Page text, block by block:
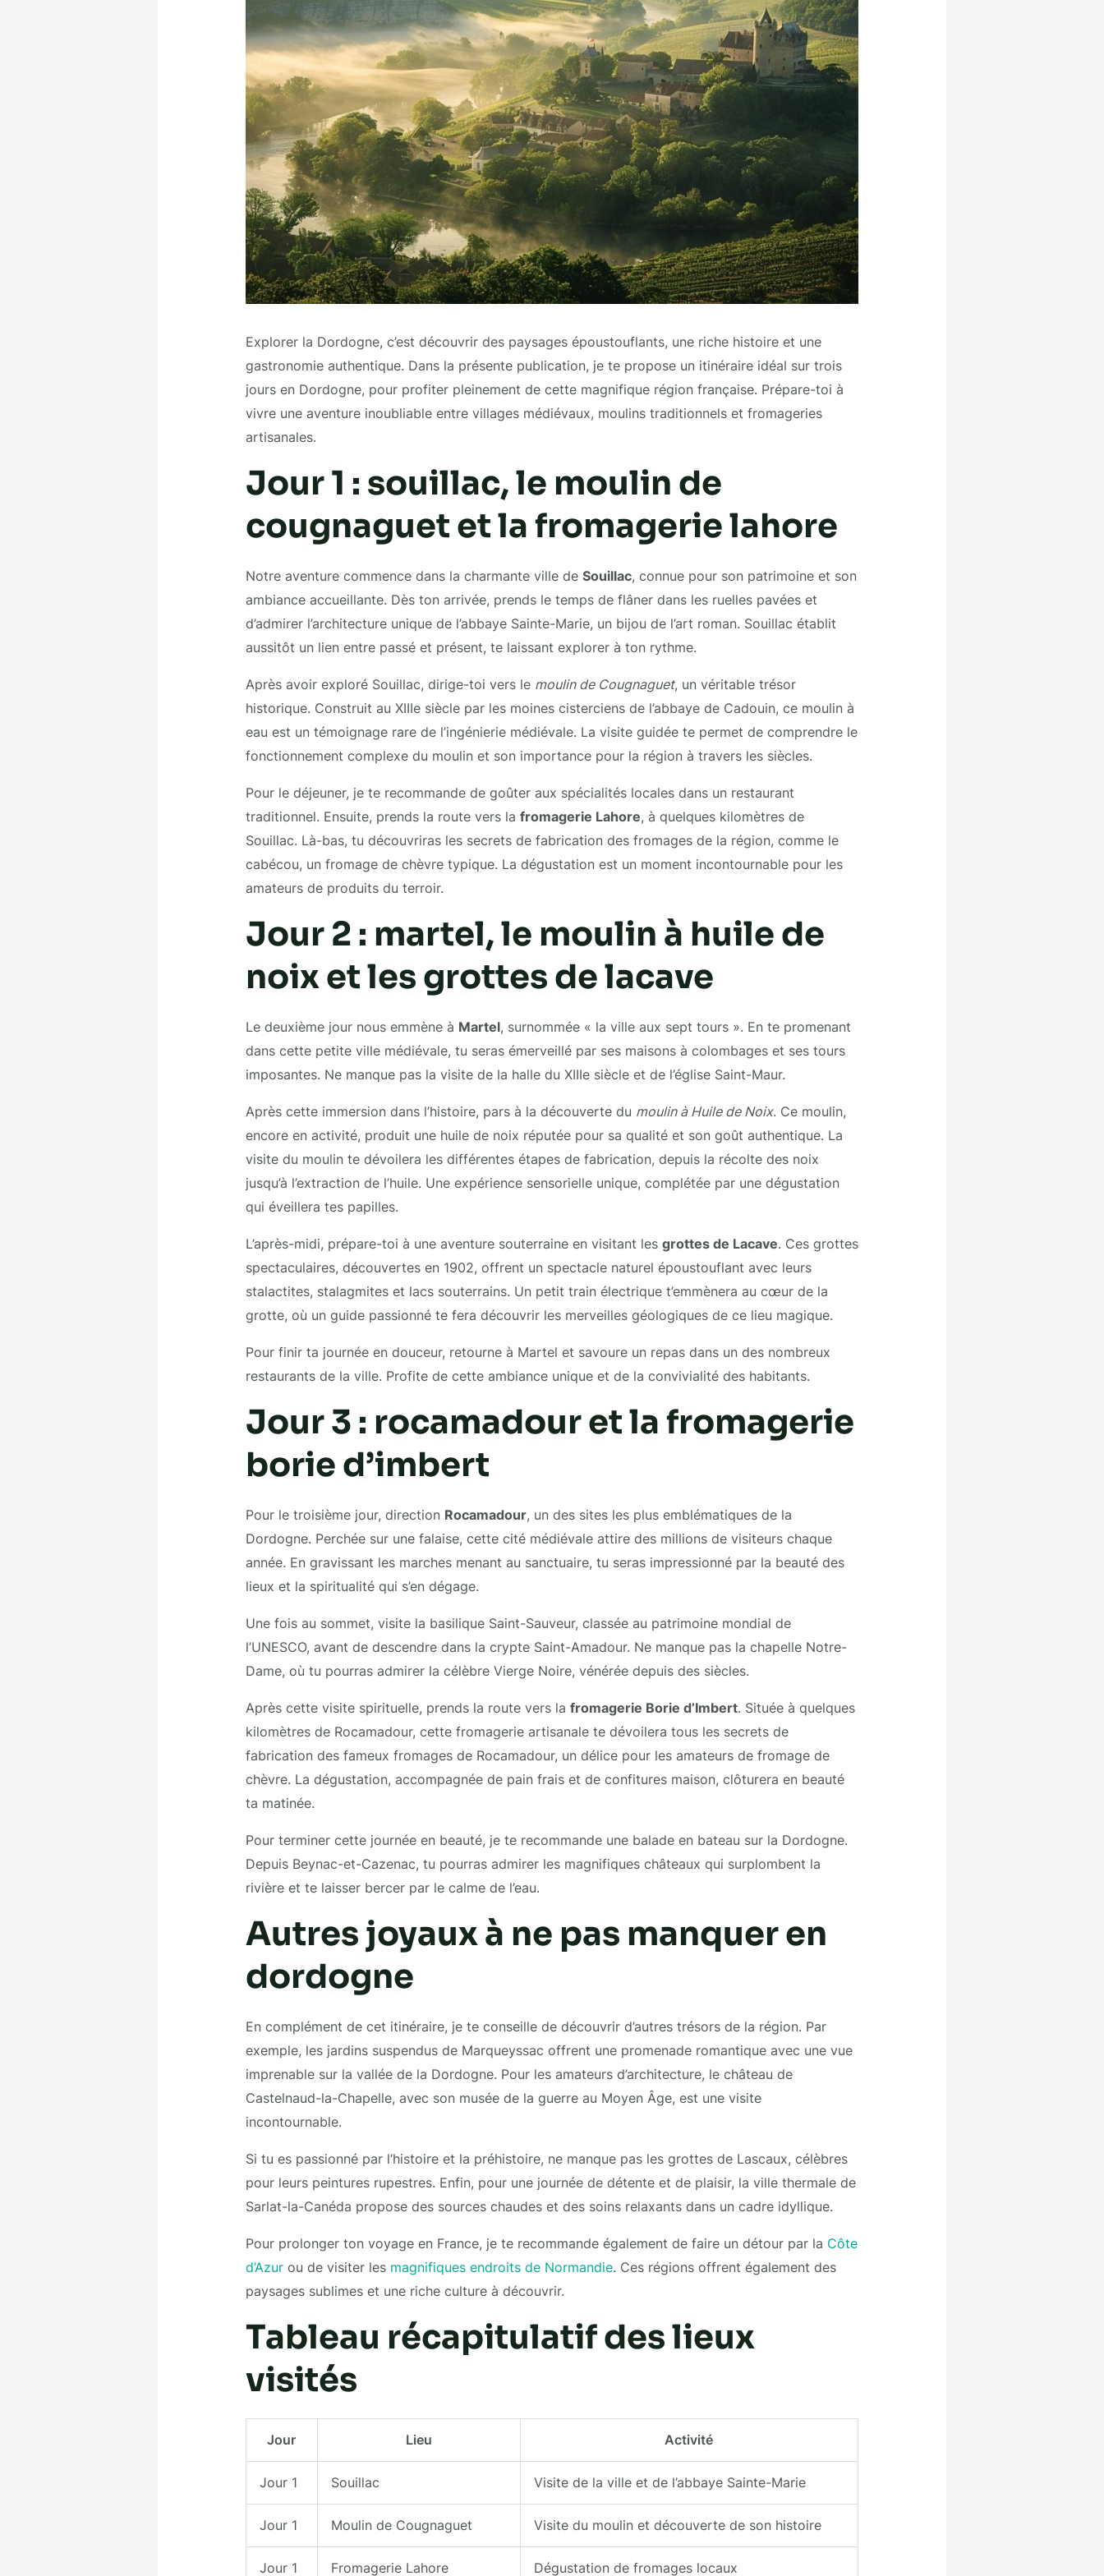
Explorer la Dordogne, c’est découvrir des paysages époustouflants, une riche histoire et une
gastronomie authentique. Dans la présente publication, je te propose un itinéraire idéal sur trois
jours en Dordogne, pour profiter pleinement de cette magnifique région française. Prépare-toi à
vivre une aventure inoubliable entre villages médiévaux, moulins traditionnels et fromageries
artisanales.
Jour 1 : souillac, le moulin de
cougnaguet et la fromagerie lahore
Notre aventure commence dans la charmante ville de Souillac, connue pour son patrimoine et son
ambiance accueillante. Dès ton arrivée, prends le temps de flâner dans les ruelles pavées et
d’admirer l’architecture unique de l’abbaye Sainte-Marie, un bijou de l’art roman. Souillac établit
aussitôt un lien entre passé et présent, te laissant explorer à ton rythme.
Après avoir exploré Souillac, dirige-toi vers le moulin de Cougnaguet, un véritable trésor
historique. Construit au XIIIe siècle par les moines cisterciens de l’abbaye de Cadouin, ce moulin à
eau est un témoignage rare de l’ingénierie médiévale. La visite guidée te permet de comprendre le
fonctionnement complexe du moulin et son importance pour la région à travers les siècles.
Pour le déjeuner, je te recommande de goûter aux spécialités locales dans un restaurant
traditionnel. Ensuite, prends la route vers la fromagerie Lahore, à quelques kilomètres de
Souillac. Là-bas, tu découvriras les secrets de fabrication des fromages de la région, comme le
cabécou, un fromage de chèvre typique. La dégustation est un moment incontournable pour les
amateurs de produits du terroir.
Jour 2 : martel, le moulin à huile de
noix et les grottes de lacave
Le deuxième jour nous emmène à Martel, surnommée « la ville aux sept tours ». En te promenant
dans cette petite ville médiévale, tu seras émerveillé par ses maisons à colombages et ses tours
imposantes. Ne manque pas la visite de la halle du XIIIe siècle et de l’église Saint-Maur.
Après cette immersion dans l’histoire, pars à la découverte du moulin à Huile de Noix. Ce moulin,
encore en activité, produit une huile de noix réputée pour sa qualité et son goût authentique. La
visite du moulin te dévoilera les différentes étapes de fabrication, depuis la récolte des noix
jusqu’à l’extraction de l’huile. Une expérience sensorielle unique, complétée par une dégustation
qui éveillera tes papilles.
L’après-midi, prépare-toi à une aventure souterraine en visitant les grottes de Lacave. Ces grottes
spectaculaires, découvertes en 1902, offrent un spectacle naturel époustouflant avec leurs
stalactites, stalagmites et lacs souterrains. Un petit train électrique t’emmènera au cœur de la
grotte, où un guide passionné te fera découvrir les merveilles géologiques de ce lieu magique.
Pour finir ta journée en douceur, retourne à Martel et savoure un repas dans un des nombreux
restaurants de la ville. Profite de cette ambiance unique et de la convivialité des habitants.
Jour 3 : rocamadour et la fromagerie
borie d’imbert
Pour le troisième jour, direction Rocamadour, un des sites les plus emblématiques de la
Dordogne. Perchée sur une falaise, cette cité médiévale attire des millions de visiteurs chaque
année. En gravissant les marches menant au sanctuaire, tu seras impressionné par la beauté des
lieux et la spiritualité qui s’en dégage.
Une fois au sommet, visite la basilique Saint-Sauveur, classée au patrimoine mondial de
l’UNESCO, avant de descendre dans la crypte Saint-Amadour. Ne manque pas la chapelle Notre-
Dame, où tu pourras admirer la célèbre Vierge Noire, vénérée depuis des siècles.
Après cette visite spirituelle, prends la route vers la fromagerie Borie d’Imbert. Située à quelques
kilomètres de Rocamadour, cette fromagerie artisanale te dévoilera tous les secrets de
fabrication des fameux fromages de Rocamadour, un délice pour les amateurs de fromage de
chèvre. La dégustation, accompagnée de pain frais et de confitures maison, clôturera en beauté
ta matinée.
Pour terminer cette journée en beauté, je te recommande une balade en bateau sur la Dordogne.
Depuis Beynac-et-Cazenac, tu pourras admirer les magnifiques châteaux qui surplombent la
rivière et te laisser bercer par le calme de l’eau.
Autres joyaux à ne pas manquer en
dordogne
En complément de cet itinéraire, je te conseille de découvrir d’autres trésors de la région. Par
exemple, les jardins suspendus de Marqueyssac offrent une promenade romantique avec une vue
imprenable sur la vallée de la Dordogne. Pour les amateurs d’architecture, le château de
Castelnaud-la-Chapelle, avec son musée de la guerre au Moyen Âge, est une visite
incontournable.
Si tu es passionné par l’histoire et la préhistoire, ne manque pas les grottes de Lascaux, célèbres
pour leurs peintures rupestres. Enfin, pour une journée de détente et de plaisir, la ville thermale de
Sarlat-la-Canéda propose des sources chaudes et des soins relaxants dans un cadre idyllique.
Pour prolonger ton voyage en France, je te recommande également de faire un détour par la Côte
d’Azurou de visiter les magnifiques endroits de Normandie. Ces régions offrent également des
paysages sublimes et une riche culture à découvrir.
Tableau récapitulatif des lieux
visités
Jour Lieu Activité
Jour 1 Souillac Visite de la ville et de l’abbaye Sainte-Marie
Jour 1 Moulin de Cougnaguet Visite du moulin et découverte de son histoire
Jour 1 Fromagerie Lahore Dégustation de fromages locaux